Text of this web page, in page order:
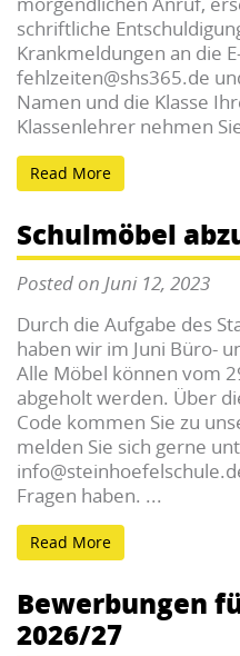
schriftliche
Krankmeldungen an die
fehlzeiten@shs365.de
Namen und die Klasse
Klassenlehrer nehmen
Read More
Schulmöbel
Posted on Juni 12, 2023
Durch die Aufgabe des
haben wir im Juni Büro-
Alle Möbel können vom
abgeholt werden. Über
Code kommen Sie zu
melden Sie sich gerne
Fragen haben. ...
Read More
Bewerbungen
2026/27